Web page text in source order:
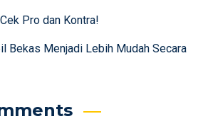
Pro dan Kontra!
Bekas Menjadi Lebih Mudah Secara